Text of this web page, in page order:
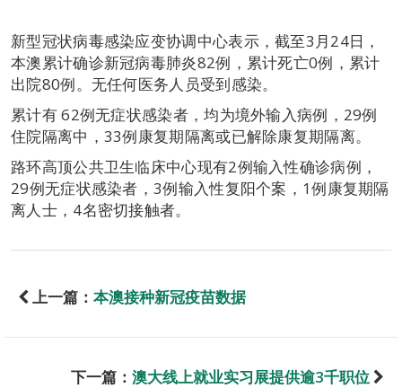
新型冠状病毒感染应变协调中心表示，截至3月24日，
本澳累计确诊新冠病毒肺炎82例，累计死亡0例，累计
出院80例。无任何医务人员受到感染。
累计有 62例无症状感染者，均为境外输入病例，29例
住院隔离中，33例康复期隔离或已解除康复期隔离。
路环高顶公共卫生临床中心现有2例输入性确诊病例，
29例无症状感染者，3例输入性复阳个案，1例康复期隔
离人士，4名密切接触者。
上一篇： 本澳接种新冠疫苗数据
下一篇： 澳大线上就业实习展提供逾3千职位